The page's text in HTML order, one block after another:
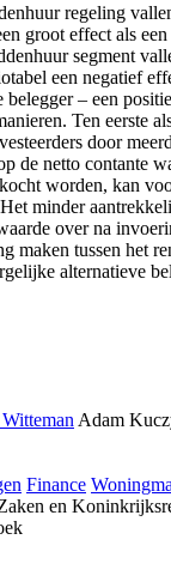
regeling
groot effect als
segment
een negatief
– een
Ten eerste
door
de netto contante
worden, kan
minder
over na
maken tussen het
alternatieve
Adam
Finance
en